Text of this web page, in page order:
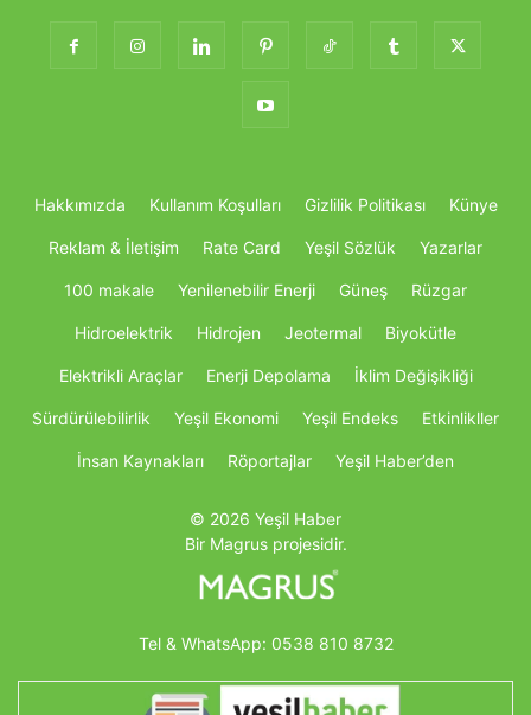
Hakkımızda Kullanım Koşulları Gizlilik Politikası Künye
Reklam & İletişim Rate Card Yeşil Sözlük Yazarlar
100 makale Yenilenebilir Enerji Güneş Rüzgar
Hidroelektrik Hidrojen Jeotermal Biyokütle
Elektrikli Araçlar Enerji Depolama İklim Değişikliği
Sürdürülebilirlik Yeşil Ekonomi Yeşil Endeks Etkinlikller
İnsan Kaynakları Röportajlar Yeşil Haber’den
© 2026 Yeşil Haber
Bir Magrus projesidir.
Tel & WhatsApp: 0538 810 8732